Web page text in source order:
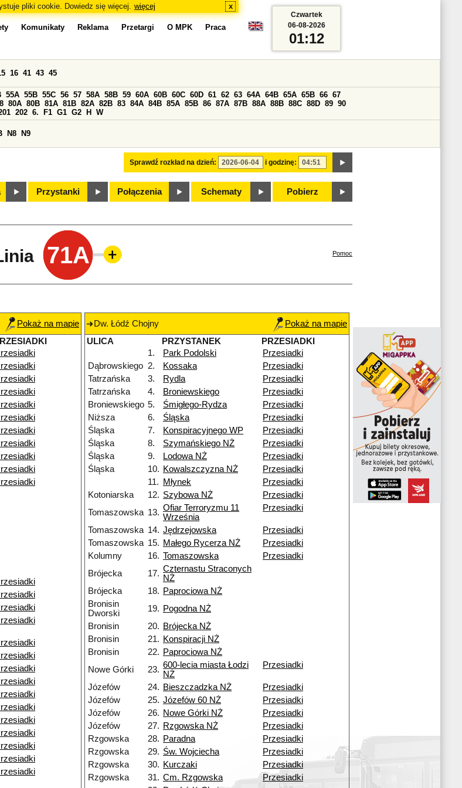
pliki cookie. Dowiedz się więcej. więcej x
Komunikaty Reklama Przetargi O MPK Praca
Sprawdź rozkład na dzień: i godzinę:
16 41 43 45
55A 55B 55C 56 57 58A 58B 59 60A 60B 60C 60D 61 62 63 64A 64B 65A 65B 66 67
80A 80B 81A 81B 82A 82B 83 84A 84B 85A 85B 86 87A 87B 88A 88B 88C 88D 89 90
202 6. F1 G1 G2 H W
N8 N9
Przystanki Połączenia Schematy Pobierz
Czwartek
06-08-2026
01:12
71A Pomoc
Pokaż na mapie
Dw. Łódź Chojny
Pokaż na mapie
ULICA
PRZYSTANEK
PRZESIADKI
1.
Park Podolski
Przesiadki
Dąbrowskiego 2. Kossaka
Przesiadki
Tatrzańska
3. Rydla
Przesiadki
Tatrzańska
4. Broniewskiego
Przesiadki
Broniewskiego 5. Śmigłego-Rydza
Przesiadki
Niższa
6. Śląska
Przesiadki
Śląska
7. Konspiracyjnego WP
Przesiadki
Śląska
8. Szymańskiego NŻ
Przesiadki
Śląska
9. Lodowa NŻ
Przesiadki
Śląska
10. Kowalszczyzna NŻ
Przesiadki
11.
Młynek
Przesiadki
Kotoniarska
12. Szybowa NŻ
Przesiadki
Tomaszowska 13. Ofiar Terroryzmu 11
Września
Przesiadki
Tomaszowska 14. Jędrzejowska
Przesiadki
Tomaszowska 15. Małego Rycerza NŻ
Przesiadki
Kolumny
16. Tomaszowska
Przesiadki
Brójecka
17. Czternastu Straconych
NŻ
Brójecka
18. Paprociowa NŻ
Bronisin
Dworski
19. Pogodna NŻ
Bronisin
20. Brójecka NŻ
Bronisin
21. Konspiracji NŻ
Bronisin
22. Paprociowa NŻ
Nowe Górki
23. 600-lecia miasta Łodzi
NŻ
Przesiadki
Józefów 24. Bieszczadzka NŻ
Przesiadki
Józefów
25. Józefów 60 NŻ
Przesiadki
Józefów
26. Nowe Górki NŻ
Przesiadki
Józefów
27. Rzgowska NŻ
Przesiadki
Rzgowska
28. Paradna
Przesiadki
Rzgowska
29. Św. Wojciecha
Przesiadki
Rzgowska
30. Kurczaki
Przesiadki
Rzgowska
31. Cm. Rzgowska
Przesiadki